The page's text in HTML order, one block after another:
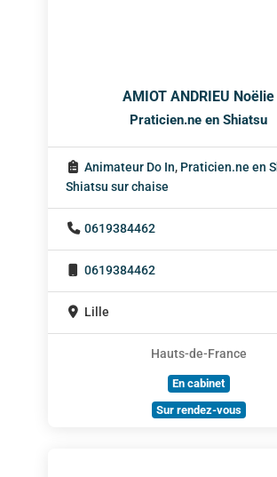
AMIOT ANDRIEU Noëlie
Praticien.ne en Shiatsu
Animateur Do In, Praticien.ne en
Shiatsu sur chaise
0619384462
0619384462
Lille
Hauts-de-France
En cabinet
Sur rendez-vous